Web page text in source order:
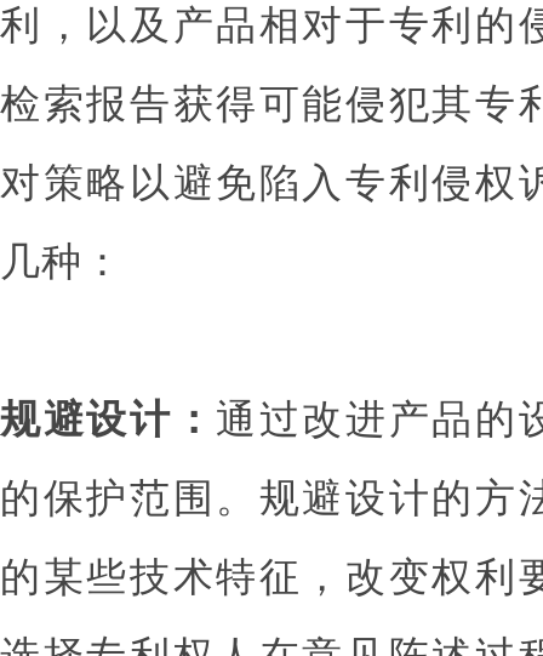
利，以及产品相对于专利的
检索报告获得可能侵犯其专
对策略以避免陷入专利侵权
几种：
规避设计： 通过改进产品的
的保护范围。规避设计的方
的某些技术特征，改变权利